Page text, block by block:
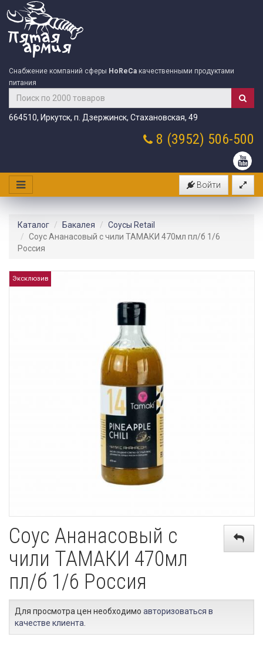
Снабжение компаний сферы HoReCa качественными продуктами
питания
664510, Иркутск, п. Дзержинск, Стахановская, 49
8 (3952) 506-500
Войти
Каталог Бакалея
Соусы Retail
Соус Ананасовый с чили ТАМАКИ 470мл пл/б 1/6
Россия
Эксклюзив
Соус Ананасовый с
чили ТАМАКИ 470мл
пл/б 1/6 Россия
Для просмотра цен необходимо авторизоваться в
качестве клиента